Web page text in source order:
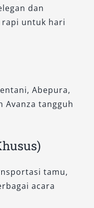
MT
penuh di
memberikan
dinamis. Mesin
pilihan
di
Avanza murah
dan konsumsi
tepat bagi
dan
lebih personal di
dan
untuk hari
Abepura,
Avanza tangguh
tamu,
acara